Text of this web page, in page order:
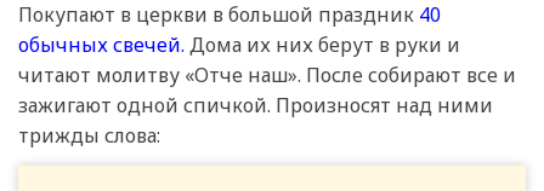
Покупают в церкви в большой праздник 40
обычных свечей. Дома их них берут в руки и
читают молитву «Отче наш». После собирают все и
зажигают одной спичкой. Произносят над ними
трижды слова: